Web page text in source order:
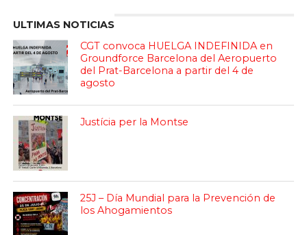
ULTIMAS NOTICIAS
CGT convoca HUELGA INDEFINIDA en
Groundforce Barcelona del Aeropuerto
del Prat-Barcelona a partir del 4 de
agosto
Justícia per la Montse
25J – Día Mundial para la Prevención de
los Ahogamientos